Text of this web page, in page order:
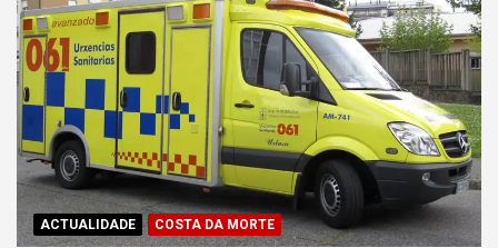
ACTUALIDADE COSTA DA MORTE